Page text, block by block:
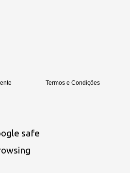
Termos e Condições